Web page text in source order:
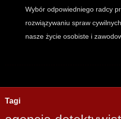
Wybór odpowiedniego radcy
rozwiązywaniu spraw
nasze życie osobiste i
Tagi